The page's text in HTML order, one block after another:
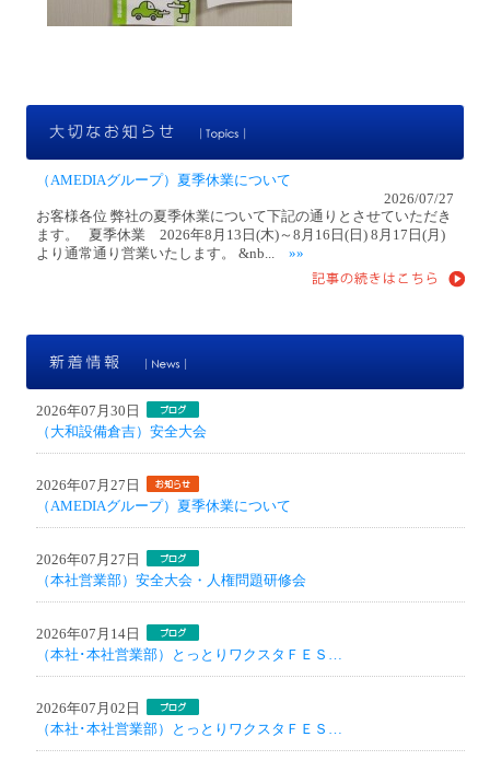
（AMEDIAグループ）夏季休業について
2026/07/27
お客様各位 弊社の夏季休業について下記の通りとさせていただき
ます。 夏季休業 2026年8月13日(木)～8月16日(日) 8月17日(月)
より通常通り営業いたします。 &nb...»»
2026年07月30日
（大和設備倉吉）安全大会
2026年07月27日
（AMEDIAグループ）夏季休業について
2026年07月27日
（本社営業部）安全大会・人権問題研修会
2026年07月14日
（本社･本社営業部）とっとりワクスタＦＥＳ…
2026年07月02日
（本社･本社営業部）とっとりワクスタＦＥＳ…